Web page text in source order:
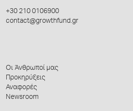
+30 210 0106900
contact@growthfund.gr
Οι Άνθρωποί μας
Προκηρύξεις
Αναφορές
Newsroom